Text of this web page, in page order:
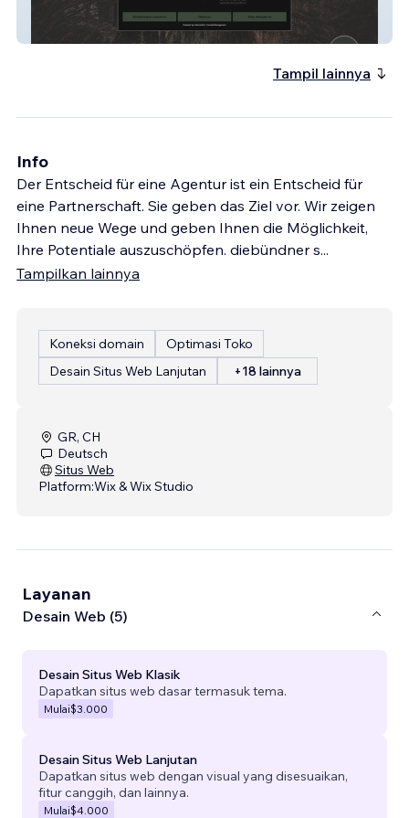
Panoramic Gourmet
Tampil lainnya
Info
Der Entscheid für eine Agentur ist ein Entscheid für
eine Partnerschaft. Sie geben das Ziel vor. Wir zeigen
Ihnen neue Wege und geben Ihnen die Möglichkeit,
Ihre Potentiale auszuschöpfen. diebündner s...
Tampilkan lainnya
Koneksi domain
Optimasi Toko
Desain Situs Web Lanjutan
+18 lainnya
GR, CH
Deutsch
Situs Web
Platform:Wix & Wix Studio
Layanan
Desain Web (5)
Desain Situs Web Klasik
Dapatkan situs web dasar termasuk tema.
Mulai$3.000
Desain Situs Web Lanjutan
Dapatkan situs web dengan visual yang disesuaikan,
fitur canggih, dan lainnya.
Mulai$4.000